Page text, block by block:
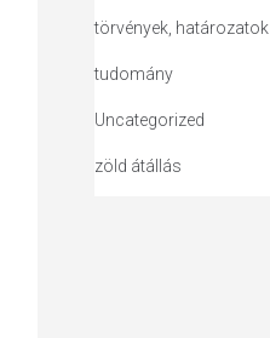
törvények, határozatok
tudomány
Uncategorized
zöld átállás